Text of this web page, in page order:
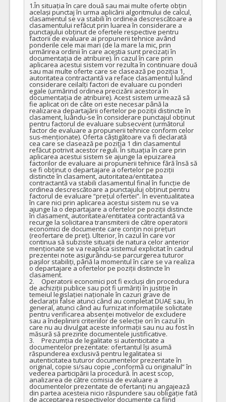
1.În situația în care două sau mai multe oferte obțin
același punctaj în urma aplicării algoritmului de calcul,
clasamentul se va stabili în ordinea descrescătoare a
clasamentului refăcut prin luarea în considerare a
punctajului obținut de ofertele respective pentru
factorii de evaluare ai propunerii tehnice având
ponderile cele mai mari (de la mare la mic, prin
urmărirea ordinii în care aceștia sunt precizați în
documentația de atribuire). În cazul în care prin
aplicarea acestui sistem vor rezulta în continuare două
sau mai multe oferte care se clasează pe poziția 1,
autoritatea contractantă va reface clasamentul luând
considerare ceilalți factori de evaluare cu ponderi
egale (urmărind ordinea precizării acestora în
documentația de atribuire). Acest sistem urmează să
fie aplicat ori de câte ori este necesar până la
realizarea departajării ofertelor pe poziții distincte în
clasament, luându-se în considerare punctajul obținut
pentru factorul de evaluare subsecvent (următorul
factor de evaluare a propunerii tehnice conform celor
sus-menționate). Oferta câștigătoare va fi declarată
cea care se clasează pe poziția 1 din clasamentul
refăcut potrivit acestor reguli. În situația în care prin
aplicarea acestui sistem se ajunge la epuizarea
factorilor de evaluare ai propunerii tehnice fără însă să
se fi obținut o departajare a ofertelor pe poziții
distincte în clasament, autoritatea/entitatea
contractantă va stabili clasamentul final în funcție de
ordinea descrescătoare a punctajului obținut pentru
factorul de evaluare “prețul ofertei”. În eventualitatea
în care nici prin aplicarea acestui sistem nu se va
ajunge la o departajare a ofertelor pe poziții distincte
în clasament, autoritatea/entitatea contractantă va
recurge la solicitarea transmiterii de către operatorii
economici de documente care conțin noi prețuri
(reofertare de preț). Ulterior, în cazul în care vor
continua să subziste situații de natura celor anterior
menționate se va reaplica sistemul explicitat în cadrul
prezentei note asigurându-se parcurgerea tuturor
pașilor stabiliți, până la momentul în care se va realiza
o departajare a ofertelor pe poziții distincte în
clasament.
2.	Operatorii economici pot fi excluși din procedura
de achiziții publice sau pot fi urmăriți în justiție în
temeiul legislației naționale în cazuri grave de
declarații false atunci când au completat DUAE sau, în
general, atunci când au furnizat informațiile solicitate
pentru verificarea absenței motivelor de excludere
sau a îndeplinirii criteriilor de selecție ori în cazul în
care nu au divulgat aceste informații sau nu au fost în
măsură să prezinte documentele justificative.
3.	Prezumția de legalitate si autenticitate a
documentelor prezentate: ofertantul își asumă
răspunderea exclusivă pentru legalitatea si
autenticitatea tuturor documentelor prezentate în
original, copie si/sau copie „conformă cu originalul” în
vederea participării la procedură. În acest scop,
analizarea de către comisia de evaluare a
documentelor prezentate de ofertanți nu angajează
din partea acesteia nicio răspundere sau obligație fată
de acceptarea respectivelor documente ca fiind